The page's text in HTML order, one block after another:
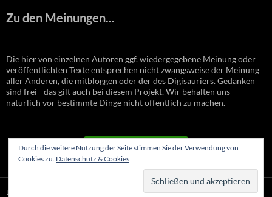
Zu den Meinungen...
Die hier von einzelnen Autoren ggf. wiedergegebene Meinung oder
veröffentlichten Texte entsprechen nicht zwangsweise der Meinung
aller Anderen, die mitbloggen oder der des Digisauriers. Gedanken
sind frei - das gilt auch bei diesem Projekt. Wir behalten uns
natürlich vor bestimmte Dinge nicht öffentlich zu machen.
VERTRAG WIDERRUFEN
Durch die weitere Nutzung der Seite stimmen Sie der Verwendung von
Cookies zu. Datenschutz & Cookies
Datenschutzerklärung Stolz präsentiert von WordPress